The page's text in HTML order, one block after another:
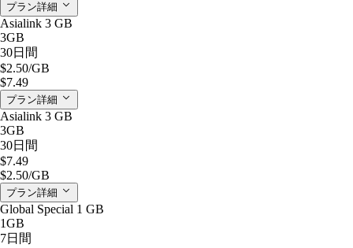
プラン詳細
Asialink 3 GB
3GB
30日間
$2.50/GB
$7.49
プラン詳細
Asialink 3 GB
3GB
30日間
$7.49
$2.50/GB
プラン詳細
Global Special 1 GB
1GB
7日間